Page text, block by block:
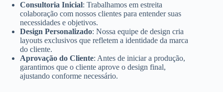
Consultoria Inicial: Trabalhamos em estreita
colaboração com nossos clientes para entender suas
necessidades e objetivos.
Design Personalizado: Nossa equipe de design cria
layouts exclusivos que refletem a identidade da marca
do cliente.
Aprovação do Cliente: Antes de iniciar a produção,
garantimos que o cliente aprove o design final,
ajustando conforme necessário.